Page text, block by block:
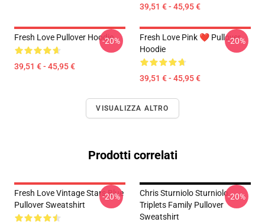
39,51 € - 45,95 €
Fresh Love Pullover Hoodie
39,51 € - 45,95 €
-20%
Fresh Love Pink ❤️ Pullover
Hoodie
39,51 € - 45,95 €
-20%
VISUALIZZA ALTRO
Prodotti correlati
Fresh Love Vintage Stars Blue
Pullover Sweatshirt
-20%
Chris Sturniolo Sturniolo
Triplets Family Pullover
Sweatshirt
-20%